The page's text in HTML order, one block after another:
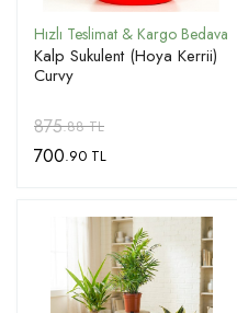
Kalp Sukulent (Hoya Kerrii)
Curvy
875.88 TL
700.90 TL